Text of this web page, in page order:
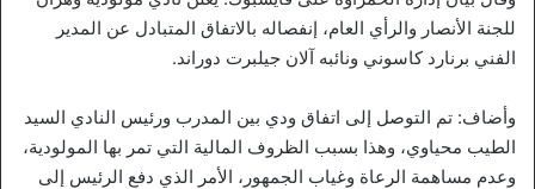
للجنة الأنصار والرأي العام، إنفصاله بالاتفاق المتبادل عن المدير
الفني برنارد كاسوني ونائبه آلان جيلبرت دوراند.
وأضاف: تم التوصل إلى اتفاق ودي بين المدرب ورئيس النادي السيد
الطيب محياوي، وهذا بسبب الظروف المالية التي تمر بها المولودية،
وعدم مساهمة الرعاة وغياب الجمهور، الأمر الذي دفع الرئيس إلى